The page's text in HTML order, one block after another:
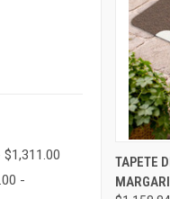
-
TAPETE